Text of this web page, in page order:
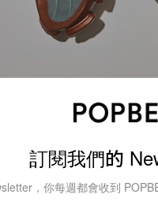
理念著手，能輕鬆的將
不僅極為繁瑣，更限制
的碳足跡，也為其生命
訂閱我們的
，你每週都會收到